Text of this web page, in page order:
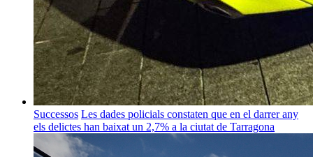
Successos Les dades policials constaten que en el darrer any
els delictes han baixat un 2,7% a la ciutat de Tarragona